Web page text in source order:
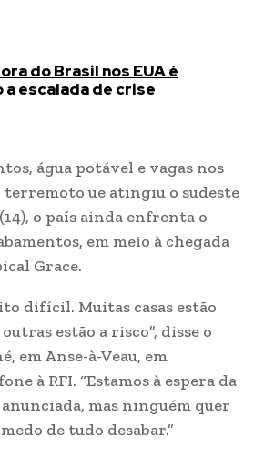
do Brasil nos EUA é
a escalada de crise
água potável e vagas nos
ue atingiu o sudeste
o país ainda enfrenta o
em meio à chegada
Grace.
difícil. Muitas casas estão
estão a risco”, disse o
em Anse-à-Veau, em
à RFI. “Estamos à espera da
mas ninguém quer
de tudo desabar.”